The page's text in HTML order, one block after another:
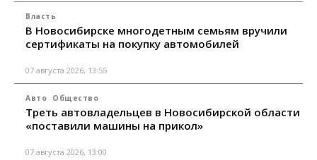
Власть
В Новосибирске многодетным семьям вручили
сертификаты на покупку автомобилей
07 августа 2026, 13:55
Авто Общество
Треть автовладельцев в Новосибирской области
«поставили машины на прикол»
07 августа 2026, 13:00